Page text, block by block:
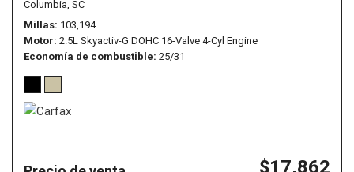
Columbia, SC
Millas 103,194
Motor 2.5L Skyactiv-G DOHC 16-Valve 4-Cyl Engine
Economía de combustible 25/31
$17,862